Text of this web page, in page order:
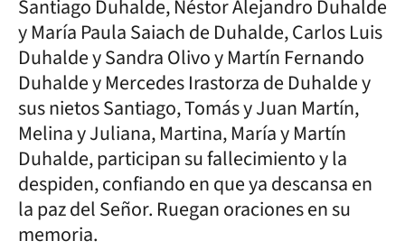
Santiago Duhalde, Néstor Alejandro Duhalde
y María Paula Saiach de Duhalde, Carlos Luis
Duhalde y Sandra Olivo y Martín Fernando
Duhalde y Mercedes Irastorza de Duhalde y
sus nietos Santiago, Tomás y Juan Martín,
Melina y Juliana, Martina, María y Martín
Duhalde, participan su fallecimiento y la
despiden, confiando en que ya descansa en
la paz del Señor. Ruegan oraciones en su
memoria.